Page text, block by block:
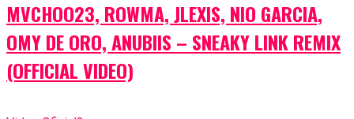
MVCHOO23, ROWMA, JLEXIS, NIO GARCIA,
OMY DE ORO, ANUBIIS – SNEAKY LINK REMIX
(OFFICIAL VIDEO)